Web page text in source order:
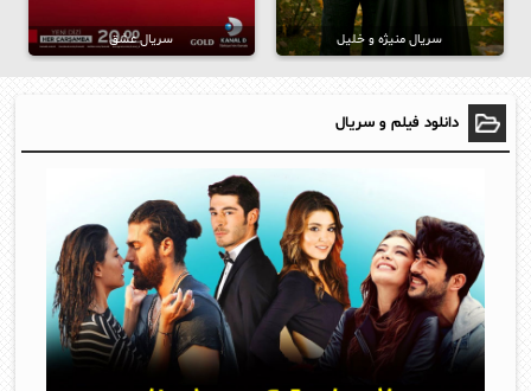
سریال منیژه و خلیل سریال عشق
دانلود فیلم و سریال